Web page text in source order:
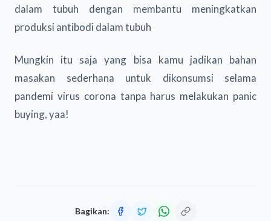
dalam tubuh dengan membantu meningkatkan
produksi antibodi dalam tubuh
Mungkin itu saja yang bisa kamu jadikan bahan
masakan sederhana untuk dikonsumsi selama
pandemi virus corona tanpa harus melakukan panic
buying, yaa!
Bagikan: